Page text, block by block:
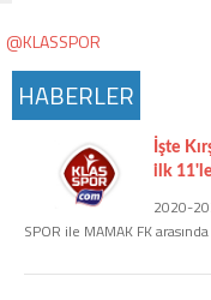
Instagram
Hakkımızda
@KLASSPOR
HABERLER
İşte
ilk
2020-
SPOR ile MAMAK FK